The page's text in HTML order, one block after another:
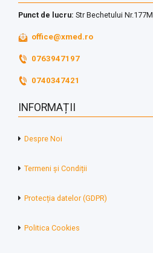
Punct de lucru: Str Bechetului Nr.177M,
office@xmed.ro
0763947197
0740347421
INFORMAȚII
Despre Noi
Termeni și Condiții
Protecția datelor (GDPR)
Politica Cookies